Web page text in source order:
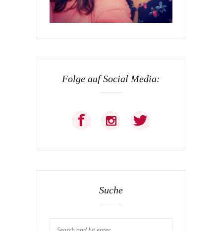
Folge auf Social Media:
Suche